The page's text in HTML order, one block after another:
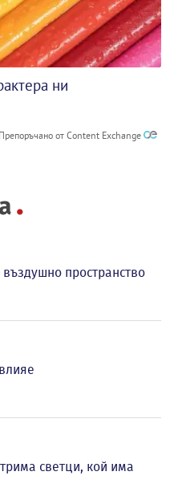
ни
Препоръчано от Content Exchange
пространство
светци, кой има